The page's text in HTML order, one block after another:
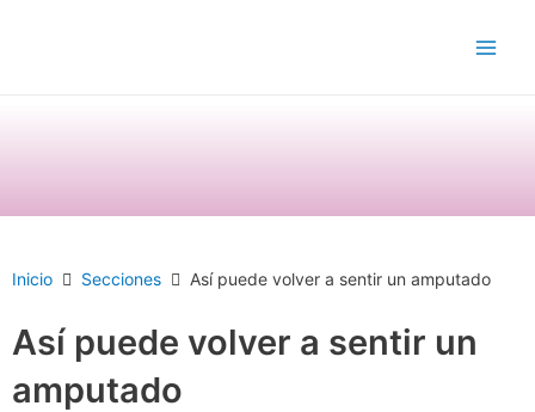
Inicio Secciones Así puede volver a sentir un amputado
Así puede volver a sentir un
amputado